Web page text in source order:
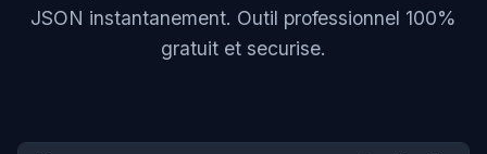
JSON instantanement. Outil professionnel 100%
gratuit et securise.